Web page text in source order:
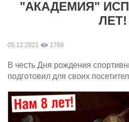
"АКАДЕМИЯ"
ЛЕТ!
05.12.2021 1766
В честь Дня рождения
подготовил для своих